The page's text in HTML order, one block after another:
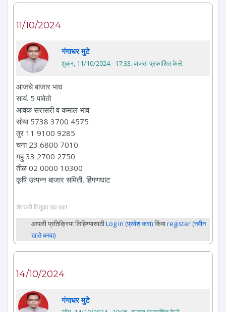
11/10/2024
गंगाधर मुटे
शुक्र, 11/10/2024 - 17:33. वाजता प्रकाशित केले.
आजचे बाजार भाव
सायं. 5 पावेतो
आवक सरासरी व कमाल भाव
सोया 5738 3700 4575
तुर 11 9100 9285
चना 23 6800 7010
गहु 33 2700 2750
तीळ 02 0000 10300
कृषि उत्पन्न बाजार समिती, हिंगणघाट
शेतकरी तितुका एक एक!
आपली प्रतिक्रिया लिहिण्यासाठीLog in (प्रवेश करा)किंवाregister (नवीन
खाते बनवा)
14/10/2024
गंगाधर मुटे